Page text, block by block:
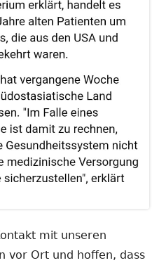
mit unseren
vor Ort und hoffen, dass